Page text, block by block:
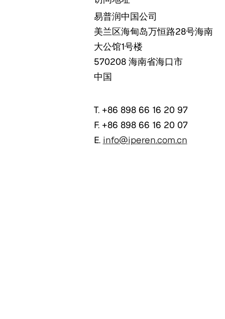
易普润中国公司
美兰区海甸岛万恒路28号海南
大公馆1号楼
570208 海南省海口市
中国
T. +86 898 66 16 20 97
F. +86 898 66 16 20 07
E. info@iperen.com.cn